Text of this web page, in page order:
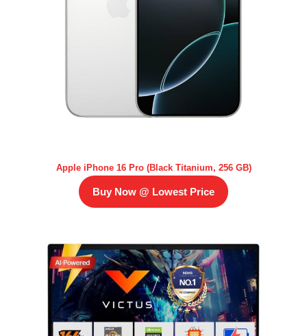
Apple iPhone 16 Pro (Black Titanium, 256 GB)
Buy Now @ Lowest Price